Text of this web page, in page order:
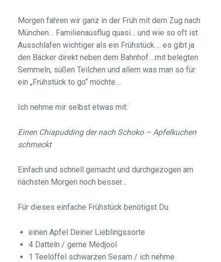
Morgen fahren wir ganz in der Früh mit dem Zug nach
München… Familienausflug quasi… und wie so oft ist
Ausschlafen wichtiger als ein Frühstück…. es gibt ja
den Bäcker direkt neben dem Bahnhof….mit belegten
Semmeln, süßen Teilchen und allem was man so für
ein „Frühstück to go“ möchte….
Ich nehme mir selbst etwas mit:
Einen Chiapudding der nach Schoko – Apfelkuchen
schmeckt
Einfach und schnell gemacht und durchgezogen am
nächsten Morgen noch besser…
Für dieses einfache Frühstück benötigst Du:
einen Apfel Deiner Lieblingssorte
4 Datteln / gerne Medjool
1 Teelöffel schwarzen Sesam / ich nehme